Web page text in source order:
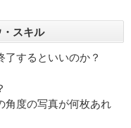
スキル
するといいのか？
度の写真が何枚あれ